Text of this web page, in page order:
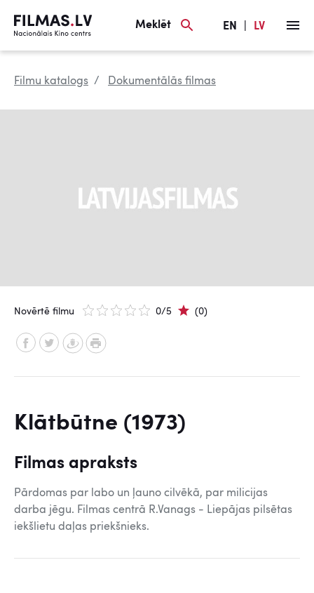
Meklēt EN LV
Filmu katalogs Dokumentālās filmas
Novērtē filmu 0/5 (0)
Klātbūtne (1973)
Filmas apraksts
Pārdomas par labo un ļauno cilvēkā, par milicijas
darba jēgu. Filmas centrā R.Vanags - Liepājas pilsētas
iekšlietu daļas priekšnieks.